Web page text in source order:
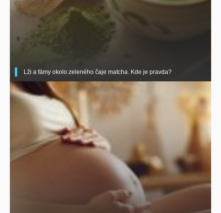
Lži a fámy okolo zeleného čaje matcha. Kde je pravda?